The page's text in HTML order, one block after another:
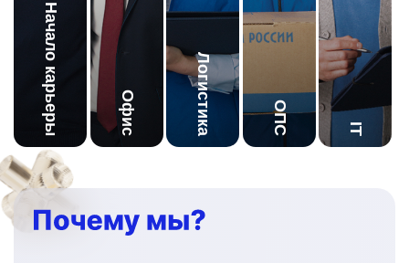
Начало карьеры Офис Логистика ОПС IT
Надёжный работодатель